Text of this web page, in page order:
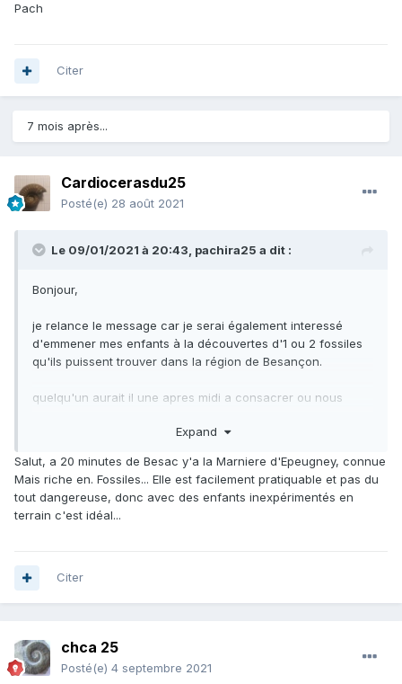
Pach
Citer
7 mois après...
Cardiocerasdu25
Posté(e) 28 août 2021
Le 09/01/2021 à 20:43, pachira25 a dit :
Bonjour,
je relance le message car je serai également interessé
d'emmener mes enfants à la découvertes d'1 ou 2 fossiles
qu'ils puissent trouver dans la région de Besançon.
quelqu'un aurait il une apres midi a consacrer ou nous
Pach
Expand
Salut, a 20 minutes de Besac y'a la Marniere d'Epeugney, connue
Mais riche en. Fossiles... Elle est facilement pratiquable et pas du
tout dangereuse, donc avec des enfants inexpérimentés en
terrain c'est idéal...
Citer
chca 25
Posté(e) 4 septembre 2021